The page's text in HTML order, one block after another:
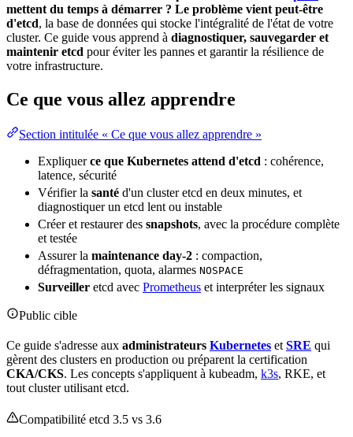
mettent du temps à démarrer ? Le problème vient peut-être
d'etcd, la base de données qui stocke l'intégralité de l'état de votre
cluster. Ce guide vous apprend à diagnostiquer, sauvegarder et
maintenir etcd pour éviter les pannes et garantir la résilience de
votre infrastructure.
Ce que vous allez apprendre
Section intitulée « Ce que vous allez apprendre »
Expliquerce que Kubernetes attend d'etcd : cohérence,
latence, sécurité
Vérifier la santé d'un cluster etcd en deux minutes, et
diagnostiquer un etcd lent ou instable
Créer et restaurer des snapshots, avec la procédure complète
et testée
Assurer la maintenance day-2 : compaction,
défragmentation, quota, alarmes NOSPACE
Surveiller etcd avec Prometheus et interpréter les signaux
Public cible
Ce guide s'adresse aux administrateurs Kubernetes et SRE qui
gèrent des clusters en production ou préparent la certification
CKA/CKS. Les concepts s'appliquent à kubeadm, k3s, RKE, et
tout cluster utilisant etcd.
Compatibilité etcd 3.5 vs 3.6